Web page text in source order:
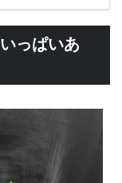
っぱいあ